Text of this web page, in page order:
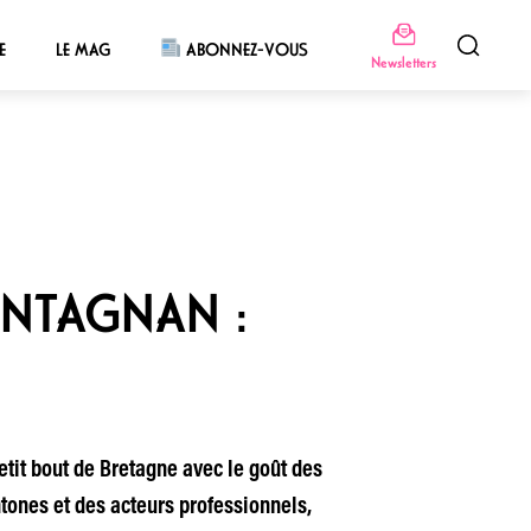
LE MAG ABONNEZ-VOUS
Newsletters
:
bout de Bretagne avec le goût des
et des acteurs professionnels,